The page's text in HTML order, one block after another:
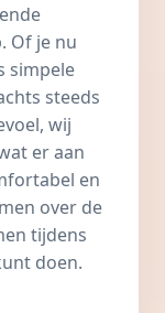
Of je nu
simpele
steeds
wij
er aan
en
over de
tijdens
doen.